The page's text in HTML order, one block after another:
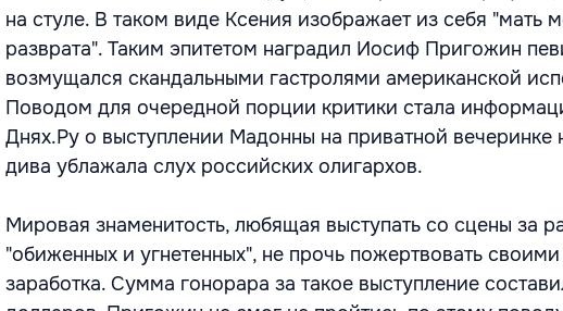
на стуле. В таком виде Ксения изображает из себя "мать
разврата". Таким эпитетом наградил Иосиф Пригожин
возмущался скандальными гастролями американской
Поводом для очередной порции критики стала
Днях.Ру о выступлении Мадонны на приватной вечеринке
дива ублажала слух российских олигархов.
Мировая знаменитость, любящая выступать со сцены за
"обиженных и угнетенных", не прочь пожертвовать
заработка. Сумма гонорара за такое выступление